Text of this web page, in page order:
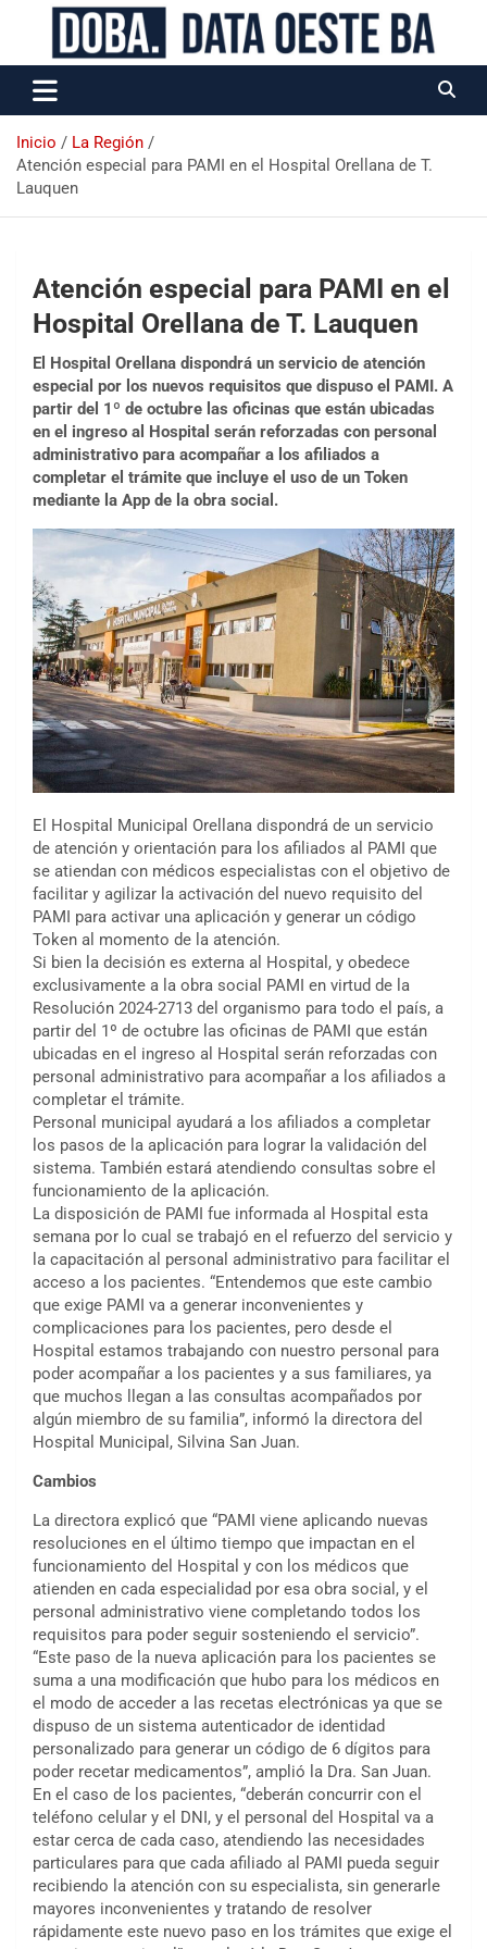
Data Oeste BA
Inicio
La Región
Atención especial para PAMI en el Hospital Orellana de T.
Lauquen
Atención especial para PAMI en el
Hospital Orellana de T. Lauquen
El Hospital Orellana dispondrá un servicio de atención
especial por los nuevos requisitos que dispuso el PAMI. A
partir del 1º de octubre las oficinas que están ubicadas
en el ingreso al Hospital serán reforzadas con personal
administrativo para acompañar a los afiliados a
completar el trámite que incluye el uso de un Token
mediante la App de la obra social.
El Hospital Municipal Orellana dispondrá de un servicio
de atención y orientación para los afiliados al PAMI que
se atiendan con médicos especialistas con el objetivo de
facilitar y agilizar la activación del nuevo requisito del
PAMI para activar una aplicación y generar un código
Token al momento de la atención.
Si bien la decisión es externa al Hospital, y obedece
exclusivamente a la obra social PAMI en virtud de la
Resolución 2024-2713 del organismo para todo el país, a
partir del 1º de octubre las oficinas de PAMI que están
ubicadas en el ingreso al Hospital serán reforzadas con
personal administrativo para acompañar a los afiliados a
completar el trámite.
Personal municipal ayudará a los afiliados a completar
los pasos de la aplicación para lograr la validación del
sistema. También estará atendiendo consultas sobre el
funcionamiento de la aplicación.
La disposición de PAMI fue informada al Hospital esta
semana por lo cual se trabajó en el refuerzo del servicio y
la capacitación al personal administrativo para facilitar el
acceso a los pacientes. “Entendemos que este cambio
que exige PAMI va a generar inconvenientes y
complicaciones para los pacientes, pero desde el
Hospital estamos trabajando con nuestro personal para
poder acompañar a los pacientes y a sus familiares, ya
que muchos llegan a las consultas acompañados por
algún miembro de su familia”, informó la directora del
Hospital Municipal, Silvina San Juan.
Cambios
La directora explicó que “PAMI viene aplicando nuevas
resoluciones en el último tiempo que impactan en el
funcionamiento del Hospital y con los médicos que
atienden en cada especialidad por esa obra social, y el
personal administrativo viene completando todos los
requisitos para poder seguir sosteniendo el servicio”.
“Este paso de la nueva aplicación para los pacientes se
suma a una modificación que hubo para los médicos en
el modo de acceder a las recetas electrónicas ya que se
dispuso de un sistema autenticador de identidad
personalizado para generar un código de 6 dígitos para
poder recetar medicamentos”, amplió la Dra. San Juan.
En el caso de los pacientes, “deberán concurrir con el
teléfono celular y el DNI, y el personal del Hospital va a
estar cerca de cada caso, atendiendo las necesidades
particulares para que cada afiliado al PAMI pueda seguir
recibiendo la atención con su especialista, sin generarle
mayores inconvenientes y tratando de resolver
rápidamente este nuevo paso en los trámites que exige el